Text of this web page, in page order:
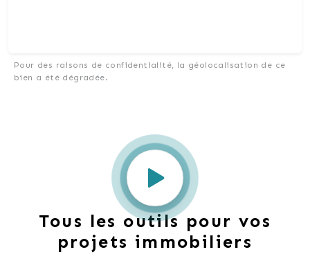
Pour des raisons de confidentialité, la géolocalisation de ce
bien a été dégradée.
Tous les outils pour vos
projets immobiliers